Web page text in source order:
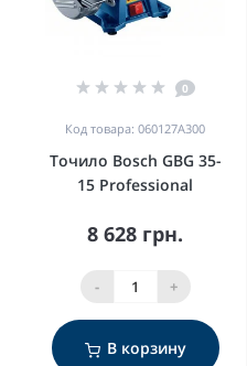
0
Код товара: 060127A300
Точило Bosch GBG 35-
15 Professional
8 628 грн.
- +
В корзину